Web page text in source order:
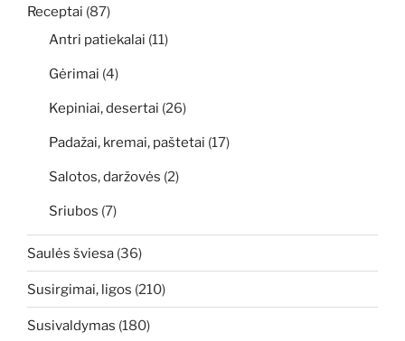
Receptai (87)
Antri patiekalai (11)
Gėrimai (4)
Kepiniai, desertai (26)
Padažai, kremai, paštetai (17)
Salotos, daržovės (2)
Sriubos (7)
Saulės šviesa (36)
Susirgimai, ligos (210)
Susivaldymas (180)